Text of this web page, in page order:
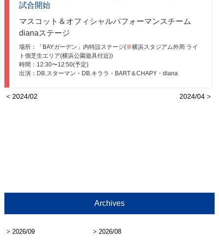
試合開始
マスコット＆オフィシャルパフォーマンスチーム
dianaステージ
場所：「BAYガーデン」内特設ステージ(※横浜スタジアム外周 ライ
ト側芝生エリア(横浜公園遊具付近))
時間：12:30〜12:50(予定)
出演：DB.スターマン・DB.キララ・BART＆CHAPY・diana
< 2024/02 2024/04>
Archives
> 2026/09 > 2026/08